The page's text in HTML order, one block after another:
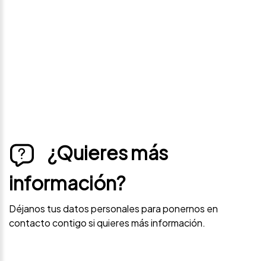
¿Quieres más
información?
Déjanos tus datos personales para ponernos en
contacto contigo si quieres más información.